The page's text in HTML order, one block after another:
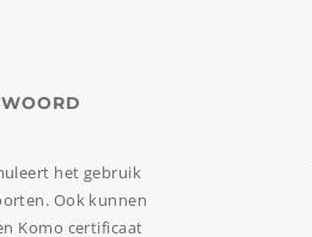
het gebruik
Ook kunnen
Komo certificaat